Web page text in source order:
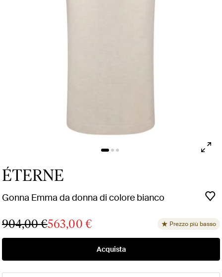
ÉTERNE
Gonna Emma da donna di colore bianco
904,00 €563,00 € Prezzo più basso
Acquista